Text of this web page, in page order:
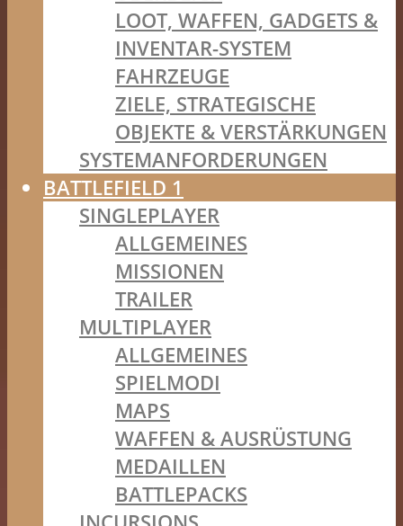
LOOT, WAFFEN, GADGETS &
INVENTAR-SYSTEM
FAHRZEUGE
ZIELE, STRATEGISCHE
OBJEKTE & VERSTÄRKUNGEN
SYSTEMANFORDERUNGEN
BATTLEFIELD 1
SINGLEPLAYER
ALLGEMEINES
MISSIONEN
TRAILER
MULTIPLAYER
ALLGEMEINES
SPIELMODI
MAPS
WAFFEN & AUSRÜSTUNG
MEDAILLEN
BATTLEPACKS